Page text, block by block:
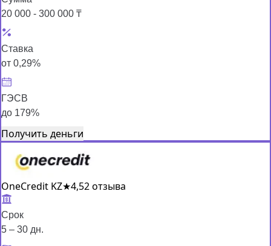
20 000 - 300 000 ₸
Ставка
от 0,29%
ГЭСВ
до 179%
Получить деньги
OneCredit KZ★4,52 отзыва
Срок
5 – 30 дн.